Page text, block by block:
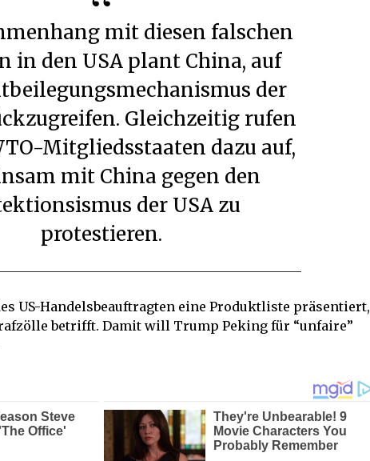
in den USA plant China, auf
der
Gleichzeitig rufen
Mitgliedsstaaten dazu auf,
mit China gegen den
der USA zu
protestieren.
US-Handelsbeauftragten eine Produktliste präsentiert,
betrifft. Damit will Trump Peking für “unfaire”